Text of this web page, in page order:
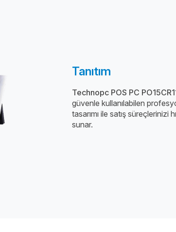
Tanıtım
Technopc POS PC
güvenle kullanılabilen
tasarımı ile satış süreçlerinizi
sunar.